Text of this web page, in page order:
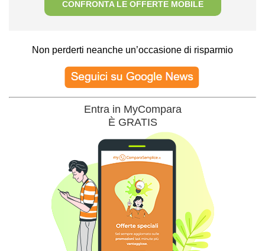
CONFRONTA LE OFFERTE MOBILE
Non perderti neanche un’occasione di risparmio
Entra in MyCompara
È GRATIS